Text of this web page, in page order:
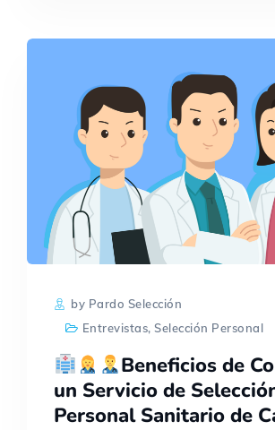
by Pardo Selección
Entrevistas,Selección Personal
Beneficios de
un Servicio de
Personal Sanitario de